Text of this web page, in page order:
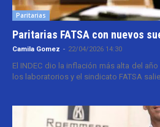
Paritarias
Paritarias FATSA con nuevos
Camila Gomez - 22/04/2026 14:30
El INDEC dio la inflación más alta del
los laboratorios y el sindicato FATSA